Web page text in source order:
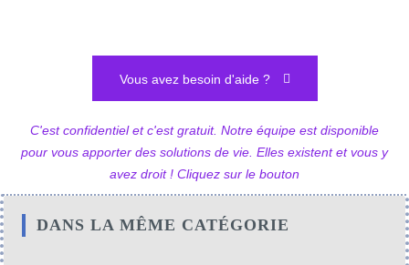
Vous avez besoin d'aide ?
C'est confidentiel et c'est gratuit. Notre équipe est disponible
pour vous apporter des solutions de vie. Elles existent et vous y
avez droit ! Cliquez sur le bouton
DANS LA MÊME CATÉGORIE